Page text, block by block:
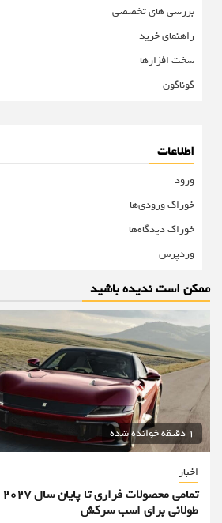
بررسی های تخصصی
راهنمای خرید
سخت افزارها
گوناگون
اطلاعات
ورود
خوراک ورودی‌ها
خوراک دیدگاه‌ها
وردپرس
ممکن است ندیده باشید
1 دقیقه خوانده شده
اخبار
طولانی برای اسب سرکش